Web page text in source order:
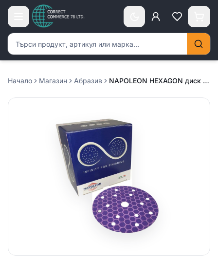
Търсене на продукти
Начало Магазин Абразив NAPOLEON HEXAGON диск Ф150 15 отвора – P150